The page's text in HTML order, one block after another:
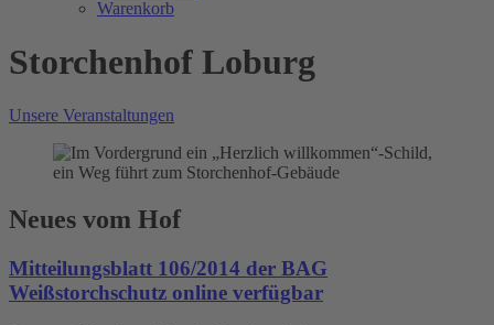
Warenkorb
Storchenhof Loburg
Unsere Veranstaltungen
Neues vom Hof
Mitteilungsblatt 106/2014 der BAG
Weißstorchschutz online verfügbar